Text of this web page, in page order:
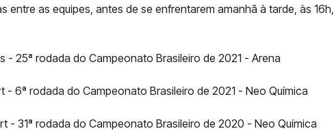
entre as equipes, antes de se enfrentarem amanhã à tarde, às 16h,
- 25ª rodada do Campeonato Brasileiro de 2021 - Arena
- 6ª rodada do Campeonato Brasileiro de 2021 - Neo Química
- 31ª rodada do Campeonato Brasileiro de 2020 - Neo Química